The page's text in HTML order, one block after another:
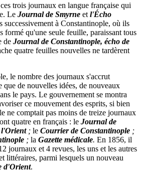
trois journaux en langue française qui
Le Journal de Smyrne et l'Écho
successivement à Constantinople, où ils
formé qu'une seule feuille, paraissant tous
de Journal de Constantinople, écho de
quatre feuilles nouvelles ne tardèrent
le nombre des journaux s'accrut
que de nouvelles idées, de nouveaux
le pays. Le gouvernement se montra
ce mouvement des esprits, si bien
ne comptait pas moins de treize journaux
quatre en français : le Journal de
l'Orient; le Courrier de Constantinople ;
; la Gazette médicale. En 1856, il
journaux et 4 revues, les uns et les autres
littéraires, parmi lesquels un nouveau
d'Orient.